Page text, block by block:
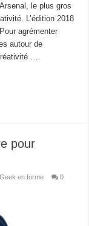
le plus gros
L’édition 2018
agrémenter
autour de
…
pour
Geek en forme 0